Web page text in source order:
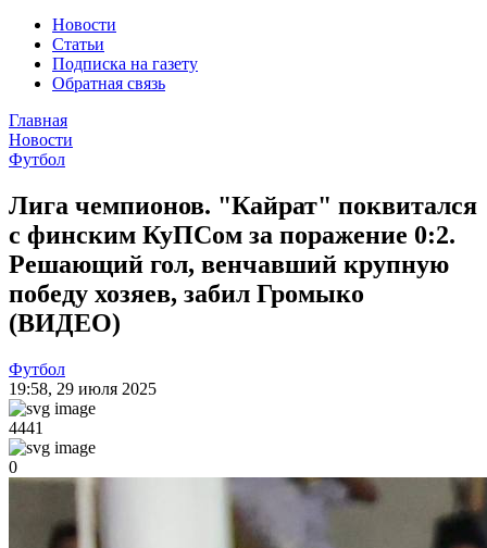
Новости
Статьи
Подписка на газету
Обратная связь
Главная
Новости
Футбол
Лига чемпионов. "Кайрат" поквитался
с финским КуПСом за поражение 0:2.
Решающий гол, венчавший крупную
победу хозяев, забил Громыко
(ВИДЕО)
Футбол
19:58, 29 июля 2025
4441
0